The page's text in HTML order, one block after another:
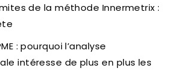
de la méthode Innermetrix :
: pourquoi l’analyse
intéresse de plus en plus les